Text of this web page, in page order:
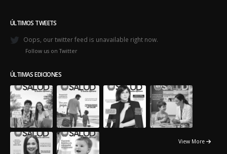
ÚLTIMOS TWEETS
Oops, our twitter feed is unavailable right now.
Follow us on Twitter
ÚLTIMAS EDICIONES
View More